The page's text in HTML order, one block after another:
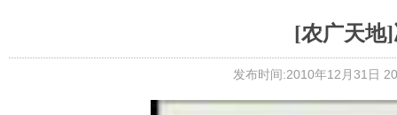
[农广天地]
发布时间:2010年12月31日